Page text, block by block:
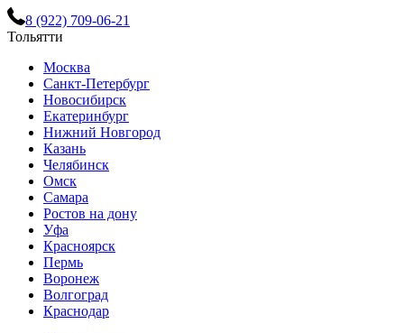
8 (922) 709-06-21
Тольятти
Москва
Санкт-Петербург
Новосибирск
Екатеринбург
Нижний Новгород
Казань
Челябинск
Омск
Самара
Ростов на дону
Уфа
Красноярск
Пермь
Воронеж
Волгоград
Краснодар